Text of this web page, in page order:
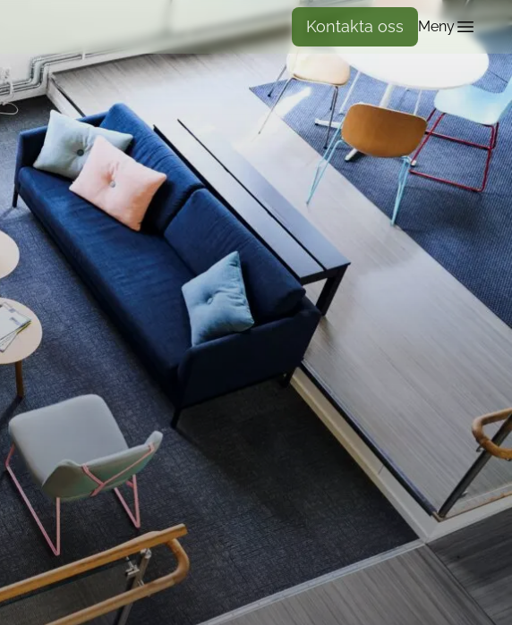
Kontakta oss Meny